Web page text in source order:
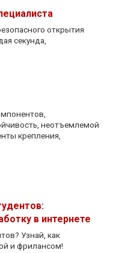
открытия
секунда,
неотъемлемой
крепления,
в интернете
Узнай, как
и фрилансом!